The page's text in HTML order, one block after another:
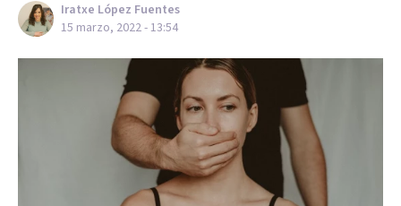
Iratxe López Fuentes
15 marzo, 2022 - 13:54